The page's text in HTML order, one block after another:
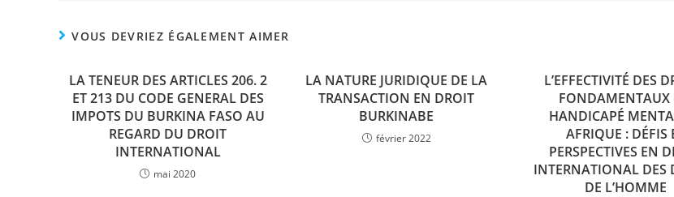
VOUS DEVRIEZ ÉGALEMENT AIMER
LA TENEUR DES ARTICLES 206. 2
ET 213 DU CODE GENERAL DES
IMPOTS DU BURKINA FASO AU
REGARD DU DROIT
INTERNATIONAL
mai 2020
LA NATURE JURIDIQUE DE LA
TRANSACTION EN DROIT
BURKINABE
février 2022
L’EFFECTIVITÉ DES
FONDAMENTAUX
HANDICAPÉ
AFRIQUE : DÉFIS
PERSPECTIVES EN
INTERNATIONAL DES
DE L’HOMME